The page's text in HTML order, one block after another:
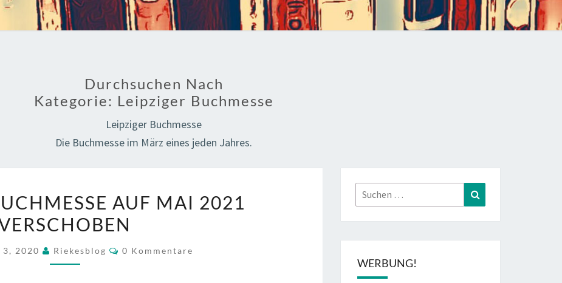
Durchsuchen Nach
Kategorie: Leipziger Buchmesse
Leipziger Buchmesse
Die Buchmesse im März eines jeden Jahres.
BUCHMESSE
AUF
2021
AUF MAI 2021
3, 2020 Riekesblog Kommentare
0 Kommentare
Suchen
nach:
WERBUNG!